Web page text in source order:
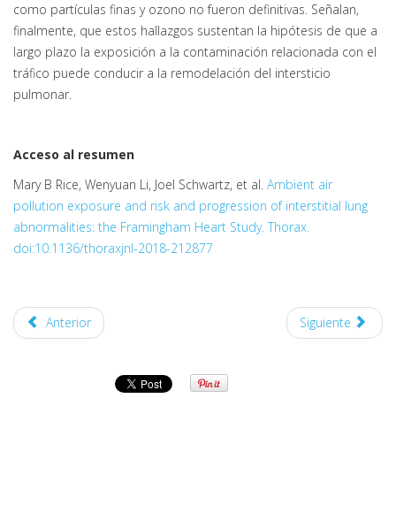
como partículas finas y ozono no fueron definitivas. Señalan,
finalmente, que estos hallazgos sustentan la hipótesis de que a
largo plazo la exposición a la contaminación relacionada con el
tráfico puede conducir a la remodelación del intersticio
pulmonar.
Acceso al resumen
Mary B Rice, Wenyuan Li, Joel Schwartz, et al. Ambient air
pollution exposure and risk and progression of interstitial lung
abnormalities: the Framingham Heart Study. Thorax.
doi:10.1136/thoraxjnl-2018-212877
Anterior Siguiente